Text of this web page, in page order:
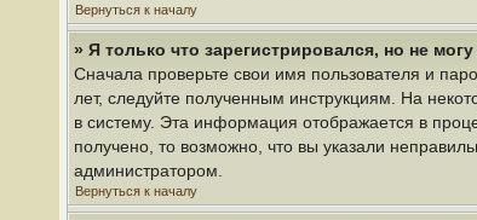
Вернуться к началу
» Я только что зарегистрировался, но не
Сначала проверьте свои имя пользователя и
лет, следуйте полученным инструкциям. На
в систему. Эта информация отображается в
получено, то возможно, что вы указали
администратором.
Вернуться к началу